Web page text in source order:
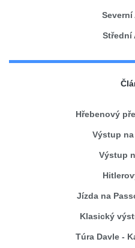
Severní
Střední
Hřebenový
Výstup
Výstup
Jízda na
Klasický
Túra Davle -